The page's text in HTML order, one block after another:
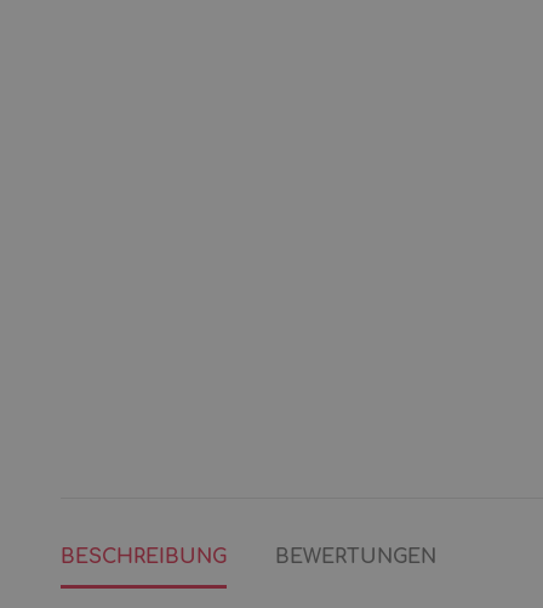
BESCHREIBUNG BEWERTUNGEN